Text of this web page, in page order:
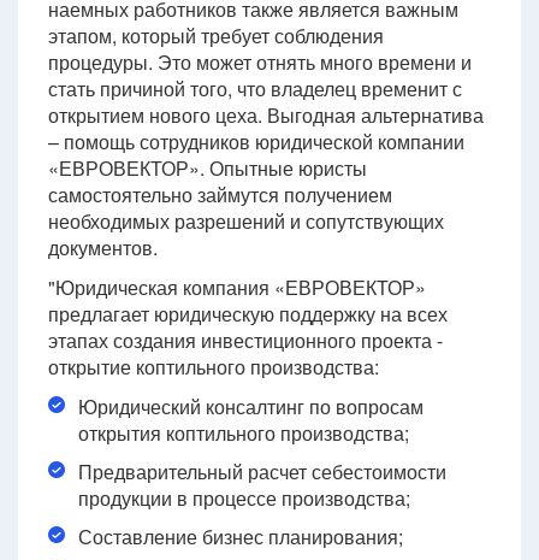
наемных работников также является важным
этапом, который требует соблюдения
процедуры. Это может отнять много времени и
стать причиной того, что владелец временит с
открытием нового цеха. Выгодная альтернатива
– помощь сотрудников юридической компании
«ЕВРОВЕКТОР». Опытные юристы
самостоятельно займутся получением
необходимых разрешений и сопутствующих
документов.
"Юридическая компания «ЕВРОВЕКТОР»
предлагает юридическую поддержку на всех
этапах создания инвестиционного проекта -
открытие коптильного производства:
Юридический консалтинг по вопросам
открытия коптильного производства;
Предварительный расчет себестоимости
продукции в процессе производства;
Составление бизнес планирования;